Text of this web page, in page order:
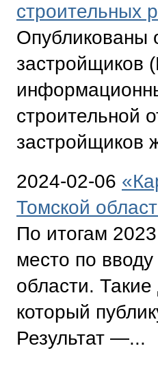
строительных
Опубликованы
застройщиков
строительной
застройщиков
2024-02-06
Томской
По итогам
место по
области.
который
Результат —...